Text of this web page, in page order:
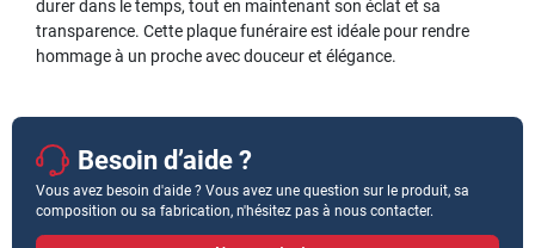
durer dans le temps, tout en maintenant son éclat et sa
transparence. Cette plaque funéraire est idéale pour rendre
hommage à un proche avec douceur et élégance.
Besoin d’aide ?
Vous avez besoin d'aide ? Vous avez une question sur le produit, sa
composition ou sa fabrication, n'hésitez pas à nous contacter.